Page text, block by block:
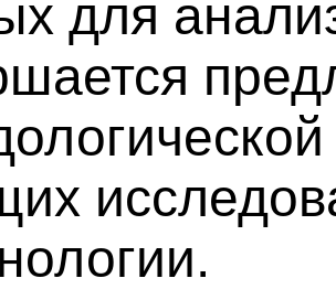
для